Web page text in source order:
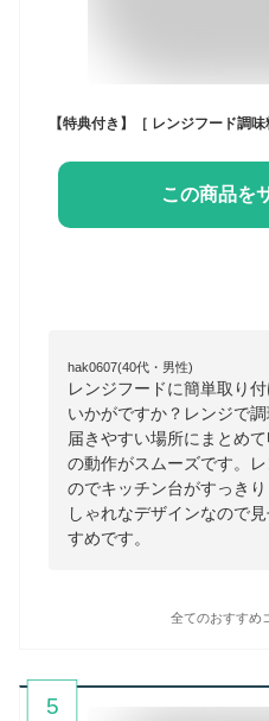
この商品を
hak0607(40代・男性)
レンジフードに簡単取り
いかがですか？レンジで
届きやすい場所にまとめ
の動作がスムーズです。
のでキッチン台がすっき
しゃれなデザインなので
すめです。
全てのおすすめ
5